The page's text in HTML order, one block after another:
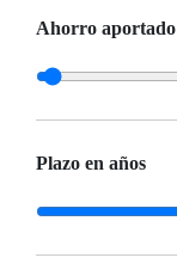
Ahorro aportado
Plazo en años